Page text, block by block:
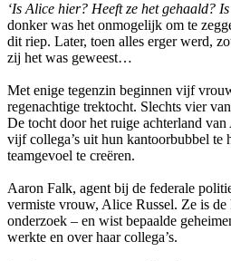
‘Is Alice hier? Heeft ze het gehaald?
donker was het onmogelijk om te
dit riep. Later, toen alles erger werd,
zij het was geweest…
Met enige tegenzin beginnen vijf
regenachtige trektocht. Slechts vier
De tocht door het ruige achterland
vijf collega’s uit hun kantoorbubbel te
teamgevoel te creëren.
Aaron Falk, agent bij de federale
vermiste vrouw, Alice Russel. Ze is
onderzoek – en wist bepaalde
werkte en over haar collega’s.